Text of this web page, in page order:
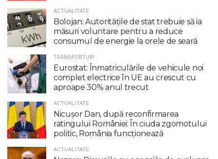
ACTUALITATE
Bolojan: Autoritățile de stat trebuie să ia
măsuri voluntare pentru a reduce
consumul de energie la orele de seară
TRANSPORTURI
Eurostat: Înmatriculările de vehicule noi
complet electrice în UE au crescut cu
aproape 30% anul trecut
ACTUALITATE
Nicuşor Dan, după reconfirmarea
ratingului României: În ciuda zgomotului
politic, România funcţionează
ACTUALITATE